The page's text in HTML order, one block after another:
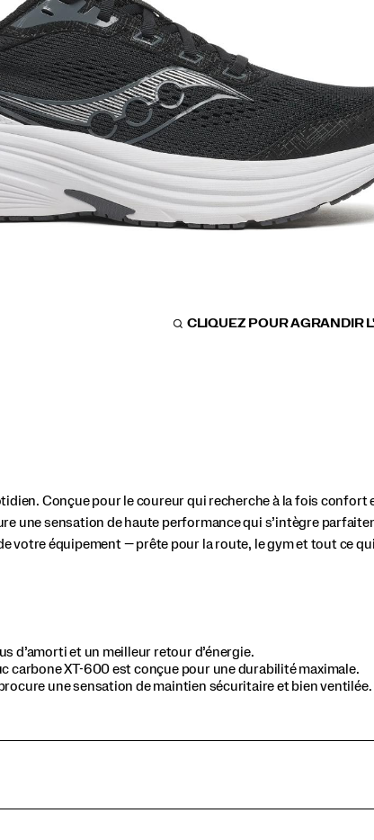
CLIQUEZ POUR AGRANDIR
Conçue pour le coureur qui recherche à la fois confort
une sensation de haute performance qui s’intègre
votre équipement — prête pour la route, le gym et tout ce
d’amorti et un meilleur retour d’énergie.
carbone XT-600 est conçue pour une durabilité maximale.
une sensation de maintien sécuritaire et bien ventilée.